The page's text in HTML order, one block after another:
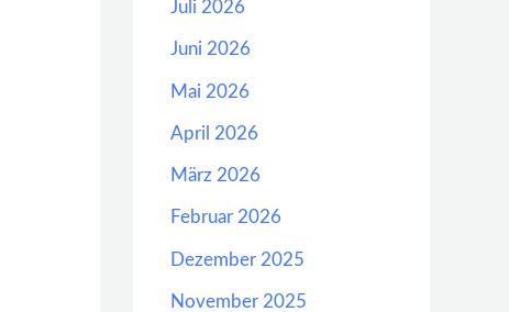
Juli 2026
Juni 2026
Mai 2026
April 2026
März 2026
Februar 2026
Dezember 2025
November 2025